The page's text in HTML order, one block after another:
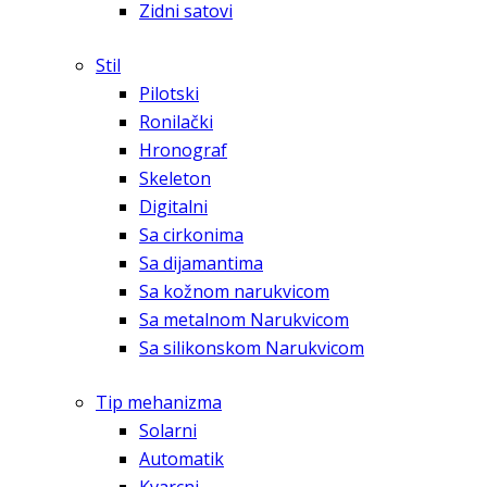
Zidni satovi
Stil
Pilotski
Ronilački
Hronograf
Skeleton
Digitalni
Sa cirkonima
Sa dijamantima
Sa kožnom narukvicom
Sa metalnom Narukvicom
Sa silikonskom Narukvicom
Tip mehanizma
Solarni
Automatik